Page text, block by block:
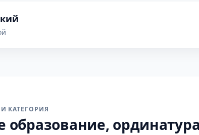
КАТЕГОРИЯ
образование,